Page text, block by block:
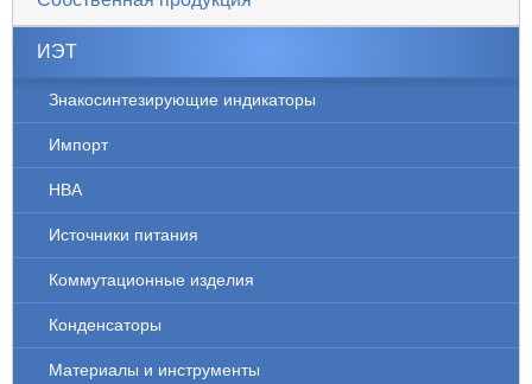
ИЭТ
Знакосинтезирующие индикаторы
Импорт
НВА
Источники питания
Коммутационные изделия
Конденсаторы
Материалы и инструменты